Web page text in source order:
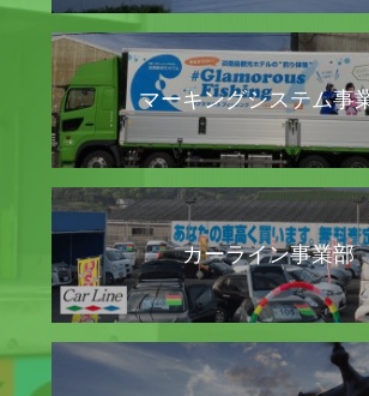
マーキングシステム事
カーライン事業部